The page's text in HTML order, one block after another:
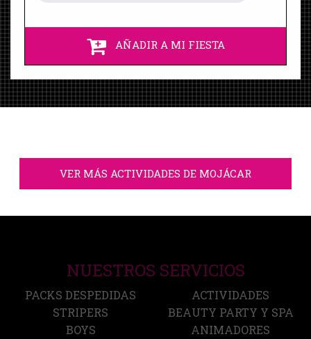
AÑADIR A MI FIESTA
VER MÁS ACTIVIDADES DE MOJÁCAR
NUESTROS SERVICIOS
PACKS DESPEDIDAS
STRIPERS
BOYS
ACTIVIDADES
BEAUTY PARTY Y SPA
ANIMADORES